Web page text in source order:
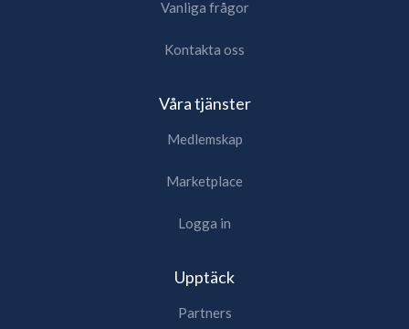
Vanliga frågor
Kontakta oss
Våra tjänster
Medlemskap
Marketplace
Logga in
Upptäck
Partners